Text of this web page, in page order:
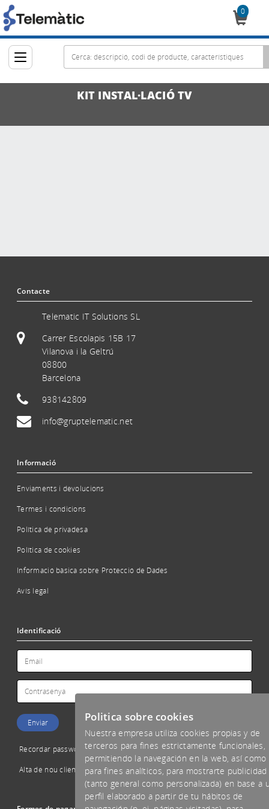
0
KIT INSTAL·LACIÓ TV
Contacte
Telematic IT Solutions SL
Carrer Escolapis 15B 17
Vilanova i la Geltrú
08800
Barcelona
938142809
info@gruptelematic.net
Informació
Enviaments i devolucions
Termes i condicions
Política de privadesa
Política de cookies
Informació bàsica sobre Protecció de Dades
Avís legal
Identificació
Recordar password
Alta de nou client
Politica sobre cookies
Nuestra empresa utiliza cookies propias y de
terceros para fines estrictamente funcionales,
permitiendo la navegación en la web, así como
para fines analíticos, para mostrarte publicidad
(tanto general como personalizada) en base a
perfil elaborado a partir de tu hábitos de